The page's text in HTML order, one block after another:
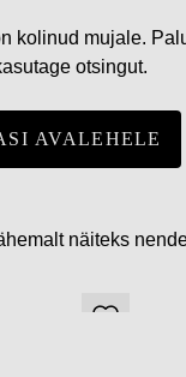
kolinud mujale.
otsingut.
AVALEHELE
näiteks